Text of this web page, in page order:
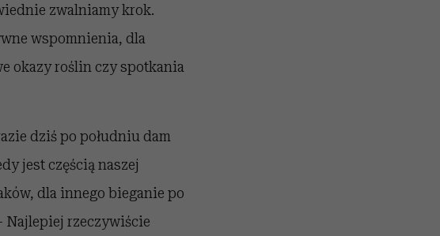
zwalniamy krok.
wspomnienia, dla
okazy roślin czy spotkania
dziś po południu dam
jest częścią naszej
dla innego bieganie po
Najlepiej rzeczywiście